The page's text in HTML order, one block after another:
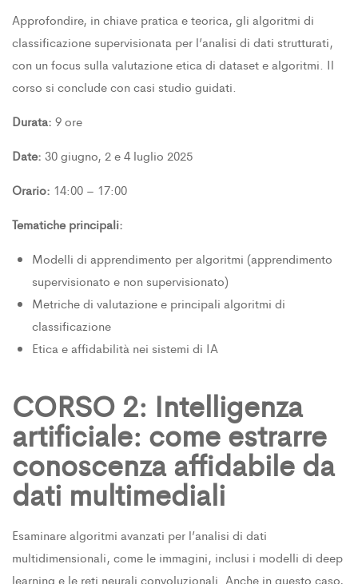
Approfondire, in chiave pratica e teorica, gli algoritmi di
classificazione supervisionata per l’analisi di dati strutturati,
con un focus sulla valutazione etica di dataset e algoritmi. Il
corso si conclude con casi studio guidati.
Durata: 9 ore
Date: 30 giugno, 2 e 4 luglio 2025
Orario: 14:00 – 17:00
Tematiche principali:
Modelli di apprendimento per algoritmi (apprendimento
supervisionato e non supervisionato)
Metriche di valutazione e principali algoritmi di
classificazione
Etica e affidabilità nei sistemi di IA
CORSO 2: Intelligenza
artificiale: come estrarre
conoscenza affidabile da
dati multimediali
Esaminare algoritmi avanzati per l’analisi di dati
multidimensionali, come le immagini, inclusi i modelli di deep
learning e le reti neurali convoluzionali. Anche in questo caso,